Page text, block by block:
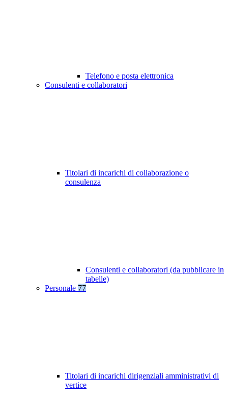
Telefono e posta elettronica
Consulenti e collaboratori
Titolari di incarichi di collaborazione o
consulenza
Consulenti e collaboratori (da pubblicare in
tabelle)
Personale 77
Titolari di incarichi dirigenziali amministrativi di
vertice